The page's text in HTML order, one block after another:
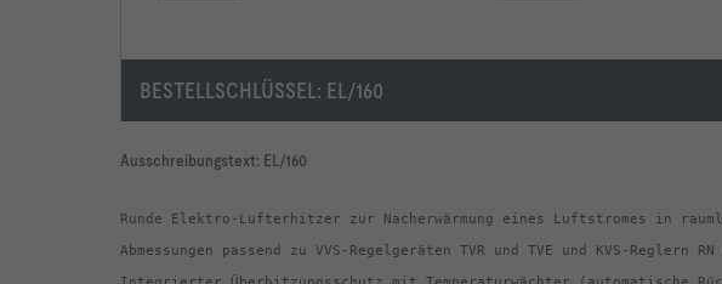
BESTELLSCHLÜSSEL: EL/160
Ausschreibungstext: EL/160